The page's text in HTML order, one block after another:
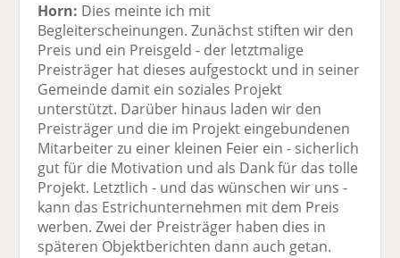
Horn: Dies meinte ich mit
Begleiterscheinungen. Zunächst stiften wir den
Preis und ein Preisgeld - der letztmalige
Preisträger hat dieses aufgestockt und in seiner
Gemeinde damit ein soziales Projekt
unterstützt. Darüber hinaus laden wir den
Preisträger und die im Projekt eingebundenen
Mitarbeiter zu einer kleinen Feier ein - sicherlich
gut für die Motivation und als Dank für das tolle
Projekt. Letztlich - und das wünschen wir uns -
kann das Estrichunternehmen mit dem Preis
werben. Zwei der Preisträger haben dies in
späteren Objektberichten dann auch getan.